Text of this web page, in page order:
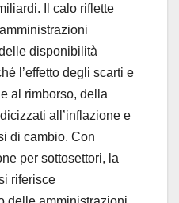
i
d
e
o
Il calo riflette
disponibilità
l’effetto degli scarti e
al rimborso, della
all’inflazione e
di cambio. Con
per sottosettori, la
riferisce